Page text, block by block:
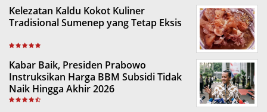
Kelezatan Kaldu Kokot Kuliner
Tradisional Sumenep yang Tetap Eksis
Kabar Baik, Presiden Prabowo
Instruksikan Harga BBM Subsidi Tidak
Naik Hingga Akhir 2026